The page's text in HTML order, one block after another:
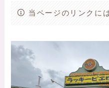
当ページのリンクに